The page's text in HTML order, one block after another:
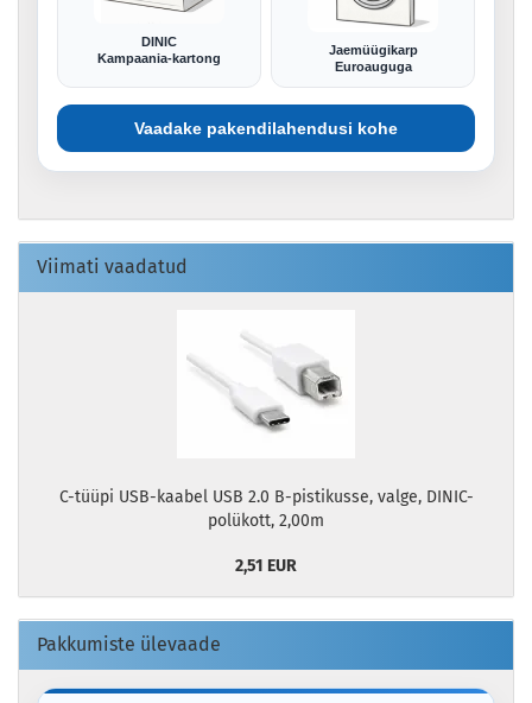
DINIC
Kampaania-kartong
Jaemüügikarp
Euroauguga
Vaadake pakendilahendusi kohe
Viimati vaadatud
C-tüüpi USB-kaabel USB 2.0 B-pistikusse, valge, DINIC-
polükott, 2,00m
2,51 EUR
Pakkumiste ülevaade